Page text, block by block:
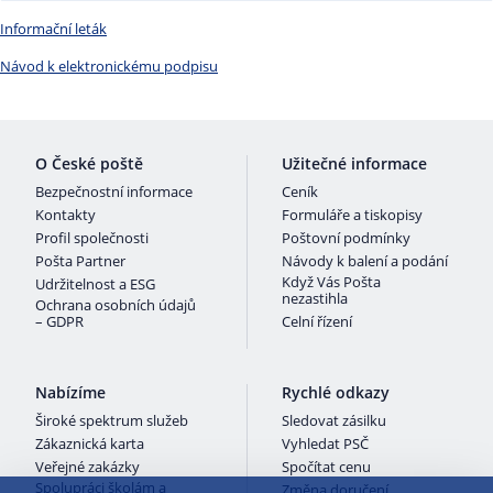
Informační leták
Návod k elektronickému podpisu
O České poště
Bezpečnostní informace
Kontakty
Profil společnosti
Pošta Partner
Udržitelnost a ESG
Ochrana osobních údajů
– GDPR
Užitečné informace
Ceník
Formuláře a tiskopisy
Poštovní podmínky
Návody k balení a podání
Když Vás Pošta
nezastihla
Celní řízení
Nabízíme
Široké spektrum služeb
Zákaznická karta
Veřejné zakázky
Spolupráci školám a
Rychlé odkazy
Sledovat zásilku
Vyhledat PSČ
Spočítat cenu